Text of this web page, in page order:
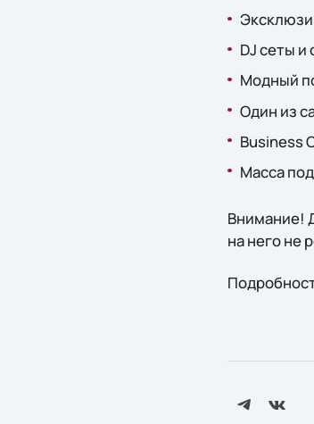
DJ сеты
Модный
Один из
Business
Масса
Внимание!
на него не